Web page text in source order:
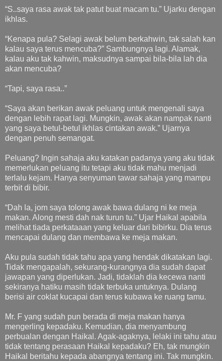
“S..saya rasa awak tak patut buat macam tu.” Ujarku dengan
ikhlas.
“Kenapa pula? Selagi awak belum berkahwin, tak salah kan
kalau saya terus mencuba?” Sambungnya lagi. Alamak,
kalau aku tak kahwin, maksudnya sampai bila-bila lah dia
akan mencuba?
“Tapi, saya rasa..”
“Saya akan berikan awak peluang untuk mengenali saya
dengan lebih rapat lagi. Mungkin, awak akan nampak nanti
yang saya betul-betul ikhlas cintakan awak.” Ujarnya
dengan penuh semangat.
Peluang? Ingin sahaja aku katakan padanya yang aku tidak
memerlukan peluang itu tetapi aku tidak mahu menjadi
terlalu kejam. Hanya senyuman tawar sahaja yang mampu
terbit di bibir.
“Dah la, jom saya tolong awak bawa dulang ni ke meja
makan. Along mesti dah nak turun tu.” Ujar Haikal apabila
melihat tiada perkataaan yang keluar dari bibirku. Dia terus
mencapai dulang dan membawa ke meja makan.
Aku pula sudah tidak tahu apa yang hendak dikatakan lagi.
Tidak mengapalah, sekurang-kurangnya dia sudah dapat
jawapan yang diperlukan. Jadi, tidaklah dia kecewa nanti
sekiranya hatiku masih tidak terbuka untuknya. Dulang
berisi air coklat kucapai dan terus kubawa ke ruang tamu.
Mr. F yang sudah pun berada di meja makan hanya
mengerling kepadaku. Kemudian, dia menyambung
perbualan dengan Haikal. Agak-agaknya, lelaki ini tahu atau
tidak tentang perasaan Haikal kepadaku? Eh, tak mungkin
Haikal beritahu kepada abangnya tentang ini. Tak mungkin.